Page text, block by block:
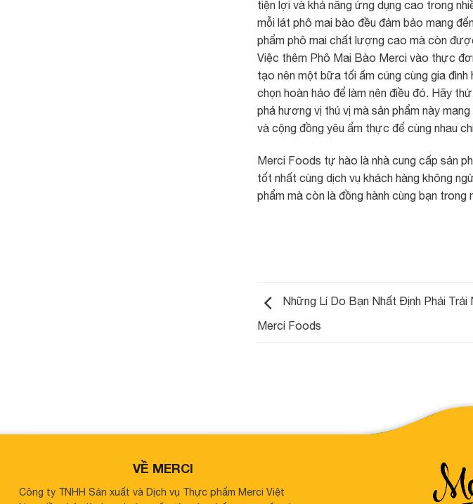
tiện lợi và khả năng ứng dụng cao trong
mỗi lát phô mai bào đều đảm bảo mang
phẩm phô mai chất lượng cao mà còn
Việc thêm Phô Mai Bào Merci vào thực
tạo nên một bữa tối ấm cúng cùng gia
chọn hoàn hảo để làm nên điều đó. Hãy
phá hương vị thú vị mà sản phẩm này
và cộng đồng yêu ẩm thực để cùng nhau
Merci Foods tự hào là nhà cung cấp sản
tốt nhất cùng dịch vụ khách hàng không
phẩm mà còn là đồng hành cùng bạn trong
Những Lí Do Bạn Nhất Định Phải Trải
Merci Foods
VỀ MERCI
Công ty TNHH Sản xuất và Dịch vụ Thực phẩm Merci Việt